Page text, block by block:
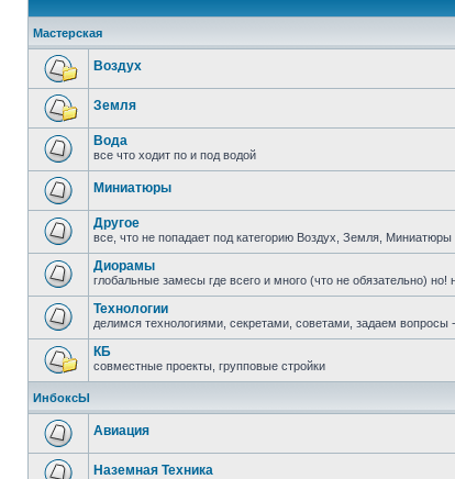
Мастерская
Воздух
Земля
Вода
все что ходит по и под водой
Миниатюры
Другое
все, что не попадает под категорию Воздух, Земля, Миниатюры
Диорамы
глобальные замесы где всего и много (что не обязательно)
Технологии
делимся технологиями, секретами, советами, задаем вопросы
КБ
совместные проекты, групповые стройки
ИнбоксЫ
Авиация
Наземная Техника